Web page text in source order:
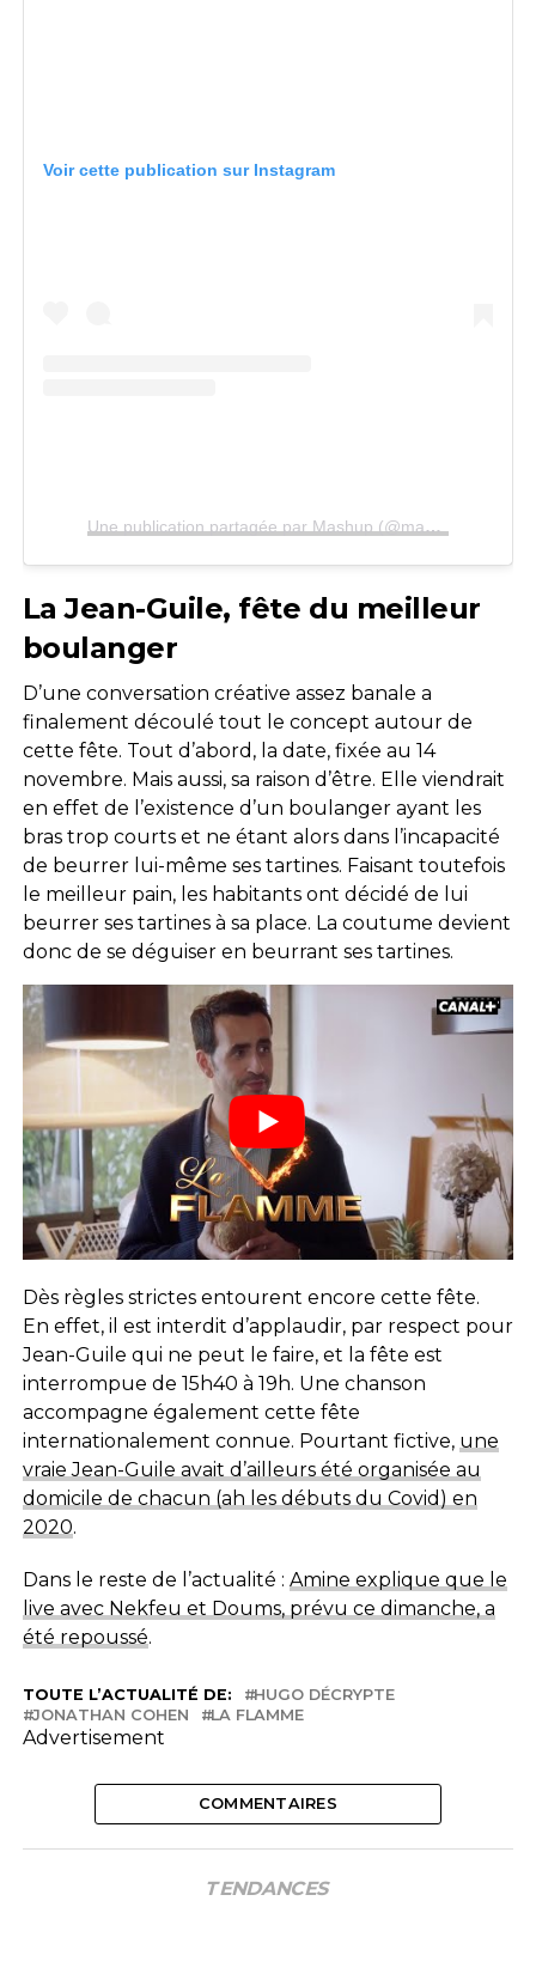
Voir cette publication sur Instagram
Une publication partagée par Mashup (@mashup_talk)
La Jean-Guile, fête du meilleur
boulanger
D’une conversation créative assez banale a
finalement découlé tout le concept autour de
cette fête. Tout d’abord, la date, fixée au 14
novembre. Mais aussi, sa raison d’être. Elle viendrait
en effet de l’existence d’un boulanger ayant les
bras trop courts et ne étant alors dans l’incapacité
de beurrer lui-même ses tartines. Faisant toutefois
le meilleur pain, les habitants ont décidé de lui
beurrer ses tartines à sa place. La coutume devient
donc de se déguiser en beurrant ses tartines.
Dès règles strictes entourent encore cette fête.
En effet, il est interdit d’applaudir, par respect pour
Jean-Guile qui ne peut le faire, et la fête est
interrompue de 15h40 à 19h. Une chanson
accompagne également cette fête
internationalement connue. Pourtant fictive, une
vraie Jean-Guile avait d’ailleurs été organisée au
domicile de chacun (ah les débuts du Covid) en
2020.
Dans le reste de l’actualité : Amine explique que le
live avec Nekfeu et Doums, prévu ce dimanche, a
été repoussé.
TOUTE L’ACTUALITÉ DE:
HUGO DÉCRYPTE
JONATHAN COHEN
LA FLAMME
Advertisement
COMMENTAIRES
TENDANCES